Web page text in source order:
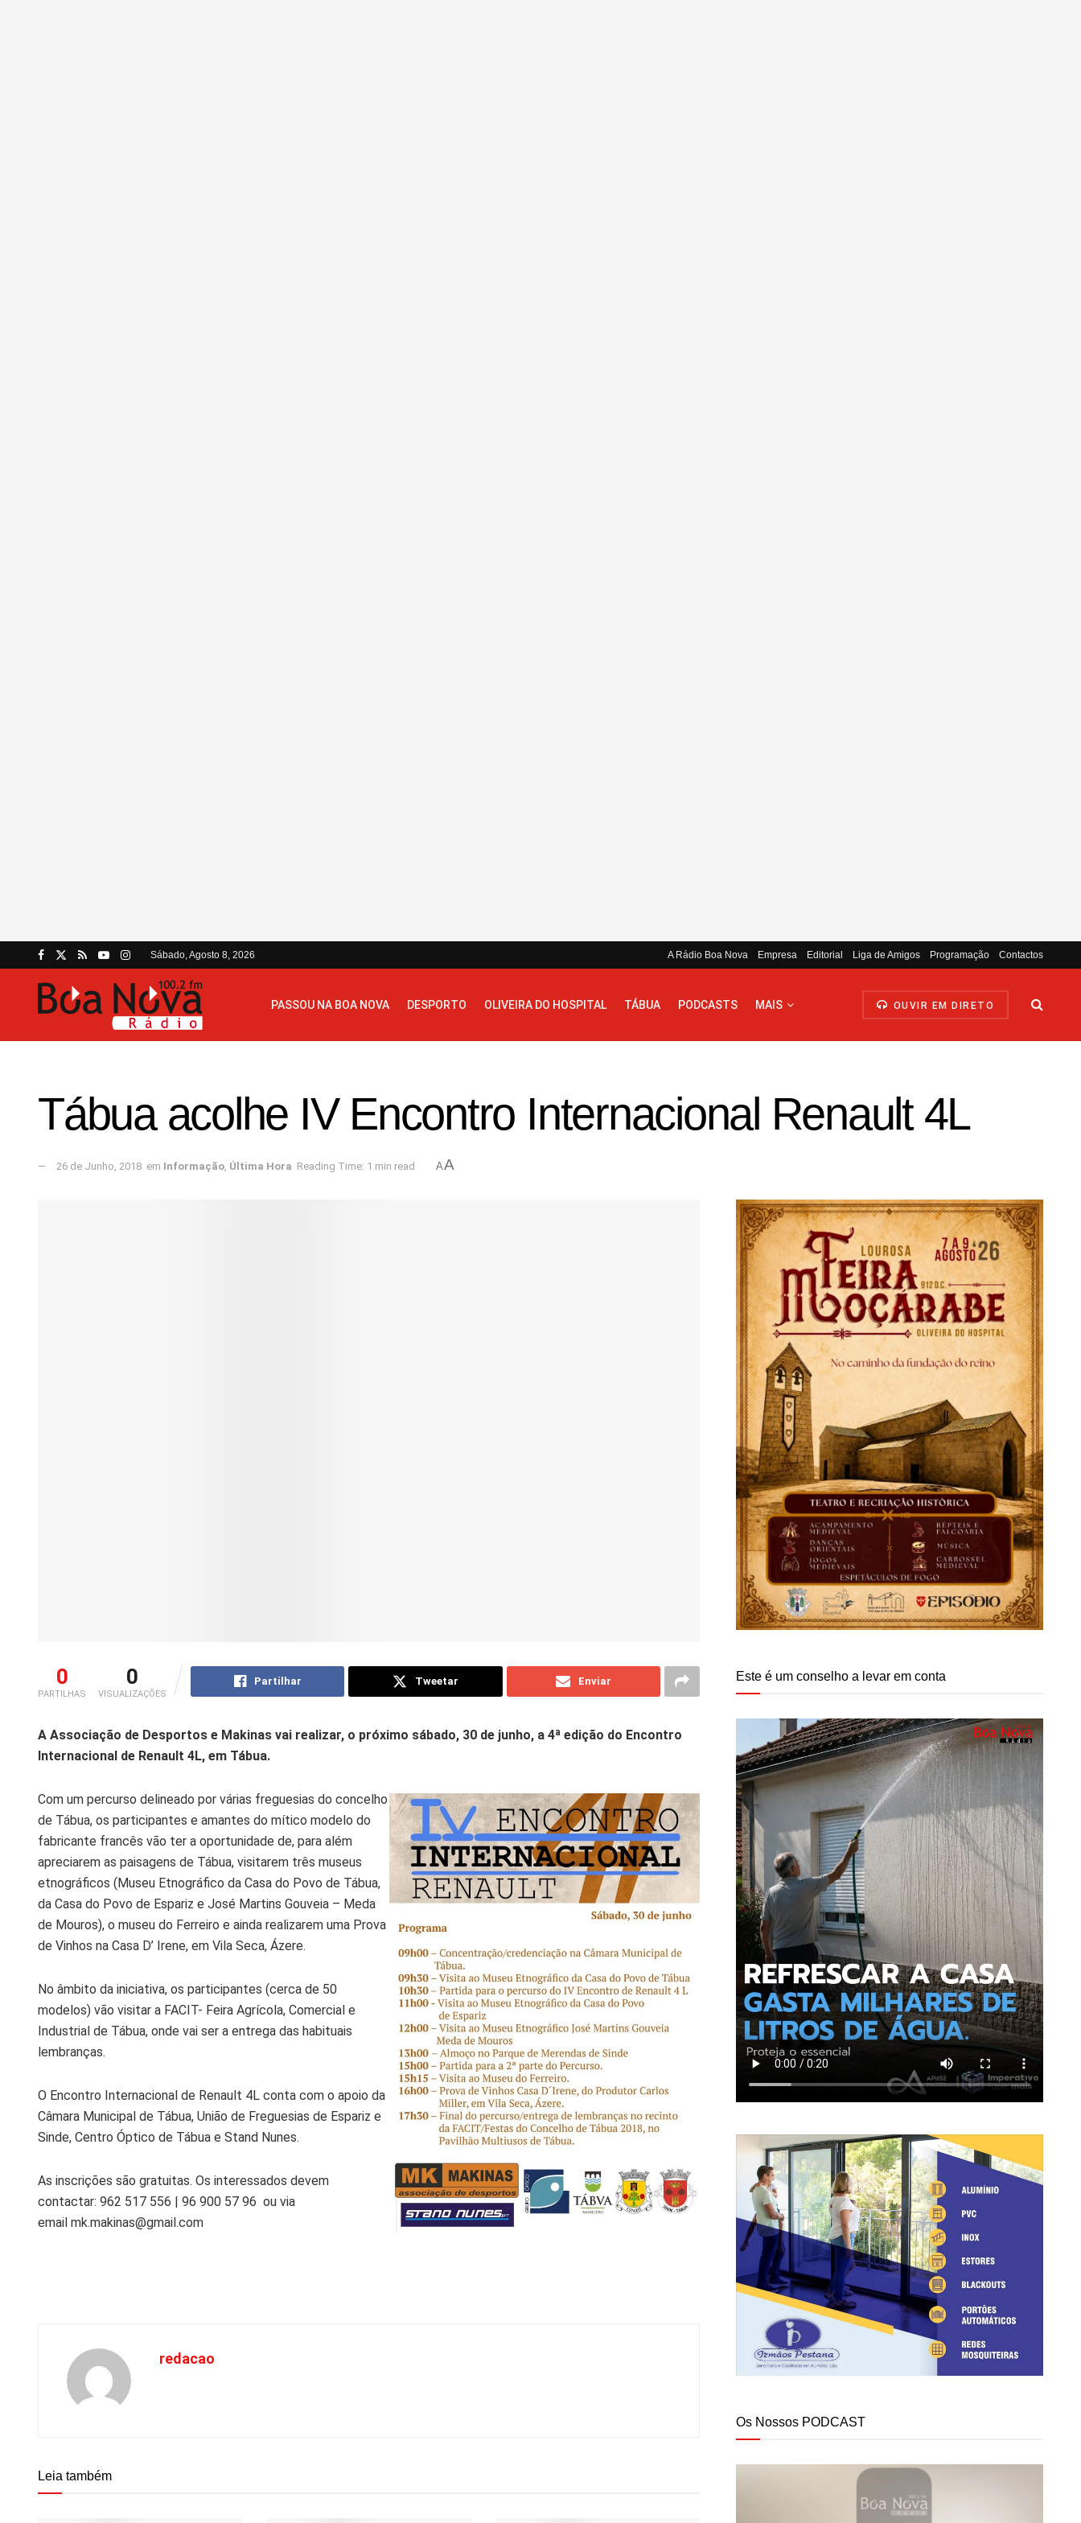
Sábado, Agosto 8, 2026 A Rádio Boa Nova Empresa Editorial Liga de Amigos Programação Contactos
PASSOU NA BOA NOVA DESPORTO OLIVEIRA DO HOSPITAL TÁBUA PODCASTS MAIS OUVIR EM DIRETO
Tábua acolhe IV Encontro Internacional Renault 4L
26 de Junho, 2018 em Informação, Última Hora Reading Time: 1 min read AA
0
PARTILHAS
0
VISUALIZAÇÕES
Partilhar Tweetar Enviar
A Associação de Desportos e Makinas vai realizar, o próximo sábado, 30 de junho, a 4ª edição do Encontro
Internacional de Renault 4L, em Tábua.
Com um percurso delineado por várias freguesias do concelho
de Tábua, os participantes e amantes do mítico modelo do
fabricante francês vão ter a oportunidade de, para além
apreciarem as paisagens de Tábua, visitarem três museus
etnográficos (Museu Etnográfico da Casa do Povo de Tábua,
da Casa do Povo de Espariz e José Martins Gouveia – Meda
de Mouros), o museu do Ferreiro e ainda realizarem uma Prova
de Vinhos na Casa D’ Irene, em Vila Seca, Ázere.
No âmbito da iniciativa, os participantes (cerca de 50
modelos) vão visitar a FACIT- Feira Agrícola, Comercial e
Industrial de Tábua, onde vai ser a entrega das habituais
lembranças.
O Encontro Internacional de Renault 4L conta com o apoio da
Câmara Municipal de Tábua, União de Freguesias de Espariz e
Sinde, Centro Óptico de Tábua e Stand Nunes.
As inscrições são gratuitas. Os interessados devem
contactar: 962 517 556 | 96 900 57 96 ou via
email mk.makinas@gmail.com
redacao
Leia também
Este é um conselho a levar em conta
Os Nossos PODCAST